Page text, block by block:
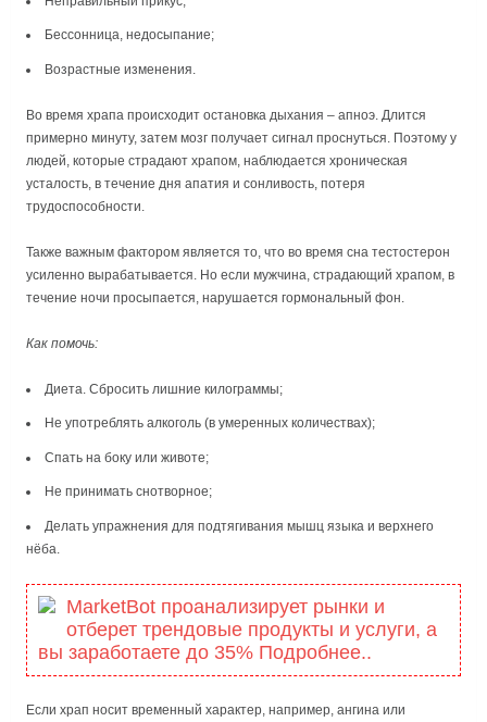
Бессонница, недосыпание;
Возрастные изменения.
Во время храпа происходит остановка дыхания – апноэ. Длится
примерно минуту, затем мозг получает сигнал проснуться. Поэтому у
людей, которые страдают храпом, наблюдается хроническая
усталость, в течение дня апатия и сонливость, потеря
трудоспособности.
Также важным фактором является то, что во время сна тестостерон
усиленно вырабатывается. Но если мужчина, страдающий храпом, в
течение ночи просыпается, нарушается гормональный фон.
Как помочь:
Диета. Сбросить лишние килограммы;
Не употреблять алкоголь (в умеренных количествах);
Спать на боку или животе;
Не принимать снотворное;
Делать упражнения для подтягивания мышц языка и верхнего
нёба.
MarketBot проанализирует рынки и
отберет трендовые продукты и услуги, а
вы заработаете до 35% Подробнее..
Если храп носит временный характер, например, ангина или